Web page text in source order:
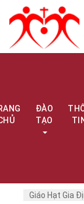
ĐÀO
TẠO
Giáo Hạt Gia